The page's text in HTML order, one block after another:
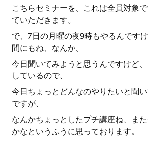
こちらセミナーを、これは全員対象
ていただきます。
で、7日の月曜の夜9時もやるんです
間にもね、なんか、
今日聞いてみようと思うんですけど
しているので、
今日ちょっとどんなのやりたいと聞
ですが、
なんかちょっとしたプチ講座ね、ま
かなというふうに思っております。